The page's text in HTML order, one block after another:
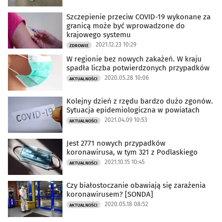
Szczepienie przeciw COVID-19 wykonane za
granicą może być wprowadzone do
krajowego systemu
ZDROWIE 2021.12.23 10:29
W regionie bez nowych zakażeń. W kraju
spadła liczba potwierdzonych przypadków
AKTUALNOŚCI 2020.05.28 10:06
Kolejny dzień z rzędu bardzo dużo zgonów.
Sytuacja epidemiologiczna w powiatach
AKTUALNOŚCI 2021.04.09 10:53
Jest 2771 nowych przypadków
koronawirusa, w tym 321 z Podlaskiego
AKTUALNOŚCI 2021.10.15 10:45
Czy białostoczanie obawiają się zarażenia
koronawirusem? [SONDA]
AKTUALNOŚCI 2020.05.18 08:52